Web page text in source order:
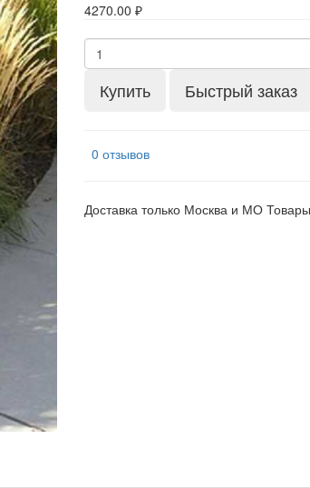
4270.00 ₽
Купить Быстрый заказ
0 отзывов
Доставка только Москва и МО